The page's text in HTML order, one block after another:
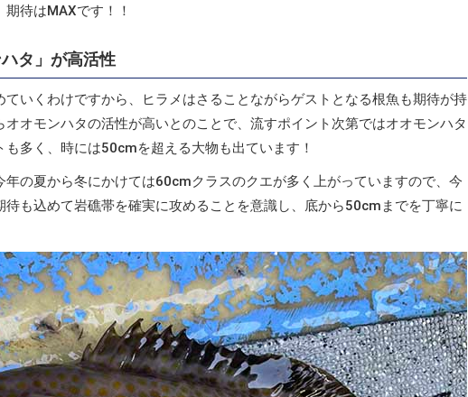
待はMAXです！！
タ」が高活性
いくわけですから、ヒラメはさることながらゲストとなる根魚も期待が持
オモンハタの活性が高いとのことで、流すポイント次第ではオオモンハタ
多く、時には50cmを超える大物も出ています！
年の夏から冬にかけては60cmクラスのクエが多く上がっていますので、今
待も込めて岩礁帯を確実に攻めることを意識し、底から50cmまでを丁寧に